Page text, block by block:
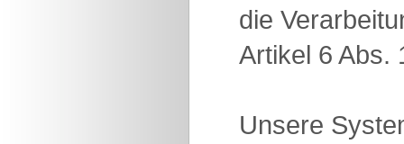
die
Artikel 6 Abs.
Unsere